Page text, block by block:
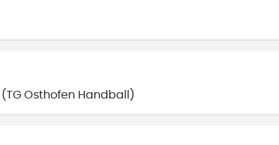
Osthofen Handball)